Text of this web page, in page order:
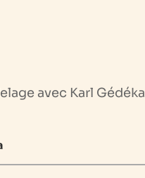
avec Karl Gédéka